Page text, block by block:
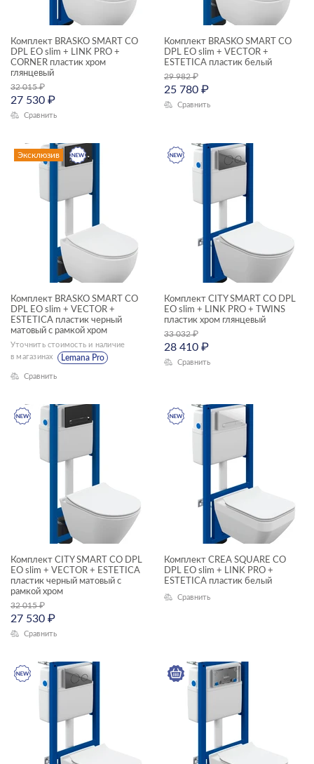
BRASKO
CARINA
CITY
DELFI
PARVA
VECTOR
ЦЕНА, ₽
ОСОБЕННОСТИ СИДЕНЬЯ
ГАБАРИТЫ
Ширина, см
Длина, см
Глубина, см
Комплект BRASKO SMART CO
DPL EO slim + LINK PRO +
CORNER пластик хром
глянцевый
32 015₽
27 530 ₽
Сравнить
Комплект BRASKO SMART CO
DPL EO slim + VECTOR +
ESTETICA пластик белый
29 982₽
25 780 ₽
Сравнить
Эксклюзив
Комплект BRASKO SMART CO
DPL EO slim + VECTOR +
ESTETICA пластик черный
матовый с рамкой хром
Уточнить стоимость и наличие
в магазинах
Lemana Pro
Сравнить
Комплект CITY SMART CO DPL
EO slim + LINK PRO + TWINS
пластик хром глянцевый
33 032₽
28 410 ₽
Сравнить
Комплект CITY SMART CO DPL
EO slim + VECTOR + ESTETICA
пластик черный матовый с
рамкой хром
32 015₽
27 530 ₽
Сравнить
Комплект CREA SQUARE CO
DPL EO slim + LINK PRO +
ESTETICA пластик белый
Сравнить